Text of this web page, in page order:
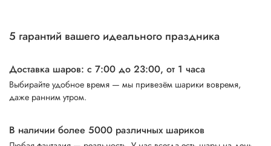
5 гарантий вашего идеального праздника
Доставка шаров: с 7:00 до 23:00, от 1 часа
Выбирайте удобное время — мы привезём шарики вовремя,
даже ранним утром.
В наличии более 5000 различных шариков